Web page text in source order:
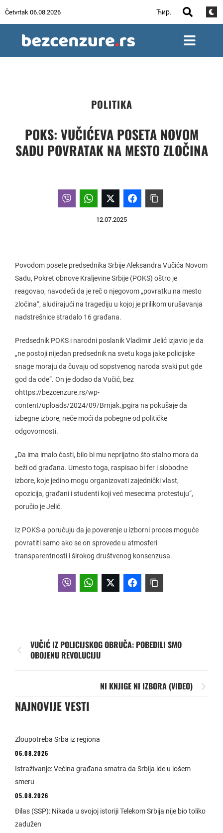
Četvrtak 06.08.2026 Ћир.
POLITIKA
POKS: VUČIĆEVA POSETA NOVOM
SADU POVRATAK NA MESTO ZLOČINA
12.07.2025
Povodom posete predsednika Srbije Aleksandra Vučića Novom
Sadu, Pokret obnove Kraljevine Srbije (POKS) oštro je
reagovao, navodeći da je reč o njegovom „povratku na mesto
zločina“, aludirajući na tragediju u kojoj je prilikom urušavanja
nadstrešnice stradalo 16 građana.
Predsednik POKS i narodni poslanik Vladimir Jelić izjavio je da
„ne postoji nijedan predsednik na svetu koga jake policijske
snage moraju da čuvaju od sopstvenog naroda svaki put gde
god da ode“. On je dodao da Vučić, bez
ohttps://bezcenzure.rs/wp-
content/uploads/2024/09/Brnjak.jpgira na pokušaje da
izbegne izbore, neće moći da pobegne od političke
odgovornosti.
„Da ima imalo časti, bilo bi mu neprijatno što stalno mora da
beži od građana. Umesto toga, raspisao bi fer i slobodne
izbore, koje jedino mogu organizovati zajednički vlast,
opozicija, građani i studenti koji već mesecima protestuju“,
poručio je Jelić.
Iz POKS-a poručuju da je poverenje u izborni proces moguće
povratiti samo ako se on sprovede u atmosferi
transparentnosti i širokog društvenog konsenzusa.
VUČIĆ IZ POLICIJSKOG OBRUČA: POBEDILI SMO
OBOJENU REVOLUCIJU
NI KNJIGE NI IZBORA (VIDEO)
NAJNOVIJE VESTI
Zloupotreba Srba iz regiona
06.08.2026
Istraživanje: Većina građana smatra da Srbija ide u lošem
smeru
05.08.2026
Đilas (SSP): Nikada u svojoj istoriji Telekom Srbija nije bio toliko
zadužen